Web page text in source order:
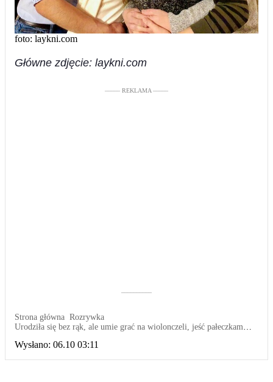
foto: laykni.com
Główne zdjęcie: laykni.com
––––– REKLAMA –––––
––––––––––
Strona główna Rozrywka
Urodziła się bez rąk, ale umie grać na wiolonczeli, jeść pałeczkami i
Wysłano: 06.10 03:11